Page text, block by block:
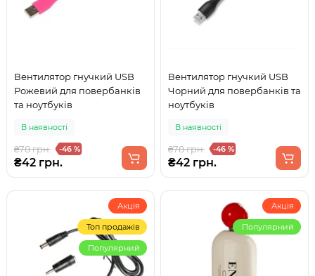
Вентилятор гнучкий USB
Рожевий для повербанків
та ноутбуків
В наявності
₴78 грн. -46 %
₴42 грн.
Вентилятор гнучкий USB
Чорний для повербанків та
ноутбуків
В наявності
₴78 грн. -46 %
₴42 грн.
Акція
Топ продажів
Популярний
Акція
Популярний